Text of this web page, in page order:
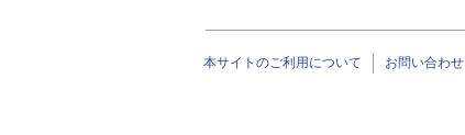
本サイトのご利用について お問い合わせ